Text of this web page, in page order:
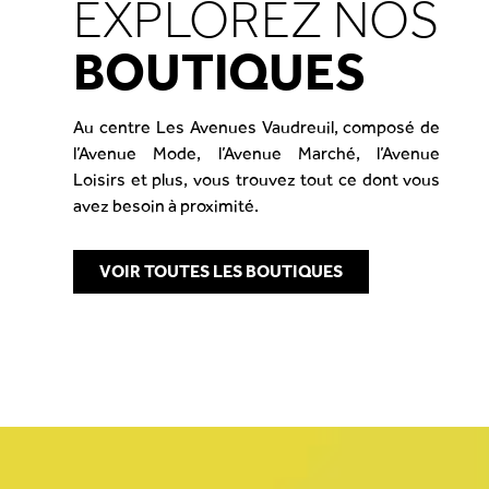
EXPLOREZ NOS
BOUTIQUES
Au centre Les Avenues Vaudreuil, composé de
l’Avenue Mode, l’Avenue Marché, l’Avenue
Loisirs et plus, vous trouvez tout ce dont vous
avez besoin à proximité.
VOIR TOUTES LES BOUTIQUES